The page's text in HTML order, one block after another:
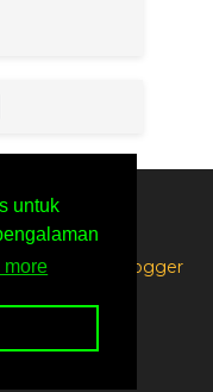
untuk
more
POLICY
By Free Blogger